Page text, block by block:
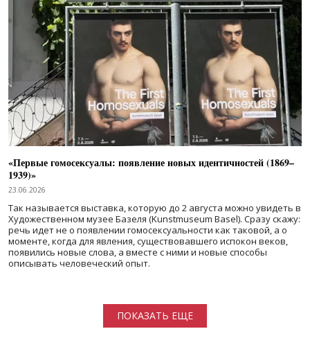
«Первые гомосексуалы: появление новых идентичностей (1869–
1939)»
23.06.2026
Так называется выставка, которую до 2 августа можно увидеть в
Художественном музее Базеля (Kunstmuseum Basel). Сразу скажу:
речь идет не о появлении гомосексуальности как таковой, а о
моменте, когда для явления, существовавшего испокон веков,
появились новые слова, а вместе с ними и новые способы
описывать человеческий опыт.
ПОКАЗАТЬ ЕЩЕ